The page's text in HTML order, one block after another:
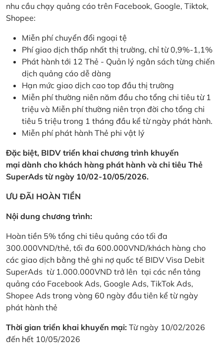
nhu cầu chạy quảng cáo trên Facebook, Google, Tiktok,
Shopee:
Miễn phí chuyển đổi ngoại tệ
Phí giao dịch thấp nhất thị trường, chỉ từ 0,9%-1,1%
Phát hành tới 12 Thẻ - Quản lý ngân sách từng chiến
dịch quảng cáo dễ dàng
Hạn mức giao dịch cao top đầu thị trường
Miễn phí thường niên năm đầu cho tổng chi tiêu từ 1
triệu và Miễn phí thường niên trọn đời cho tổng chi
tiêu 5 triệu trong 1 tháng đầu kể từ ngày phát hành.
Miễn phí phát hành Thẻ phi vật lý
Đặc biệt, BIDV triển khai chương trình khuyến
mại dành cho khách hàng phát hành và chi tiêu Thẻ
SuperAds từ ngày 10/02-10/05/2026.
ƯU ĐÃI HOÀN TIỀN
Nội dung chương trình:
Hoàn tiền 5% tổng chi tiêu quảng cáo tối đa
300.000VND/thẻ, tối đa 600.000VND/khách hàng cho
các giao dịch bằng thẻ ghi nợ quốc tế BIDV Visa Debit
SuperAds từ 1.000.000VND trở lên tại các nền tảng
quảng cáo Facebook Ads, Google Ads, TikTok Ads,
Shopee Ads trong vòng 60 ngày đầu tiên kể từ ngày
phát hành thẻ
Thời gian triển khai khuyến mại: Từ ngày 10/02/2026
đến hết 10/05/2026